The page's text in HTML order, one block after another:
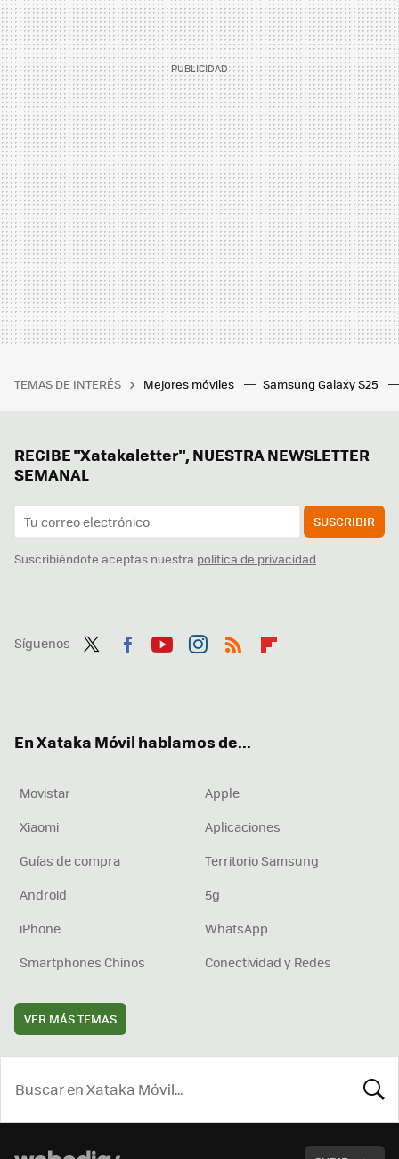
TEMAS DE INTERÉS Mejores móviles Samsung Galaxy S25
RECIBE "Xatakaletter", NUESTRA NEWSLETTER
SEMANAL
SUSCRIBIR
Suscribiéndote aceptas nuestra política de privacidad
Síguenos
En Xataka Móvil hablamos de...
Movistar
Apple
Xiaomi
Aplicaciones
Guías de compra
Territorio Samsung
Android
5g
iPhone
WhatsApp
Smartphones Chinos
Conectividad y Redes
VER MÁS TEMAS